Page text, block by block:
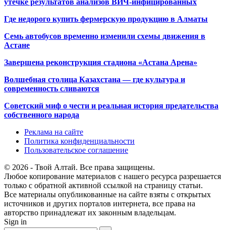
Где недорого купить фермерскую продукцию в Алматы
Семь автобусов временно изменили схемы движения в
Астане
Завершена реконструкция стадиона «Астана Арена»
Волшебная столица Казахстана — где культура и
современность сливаются
Советский миф о чести и реальная история предательства
собственного народа
Реклама на сайте
Политика конфиденциальности
Пользовательское соглашение
© 2026 - Твой Алтай. Все права защищены.
Любое копирование материалов с нашего ресурса разрешается
только с обратной активной ссылкой на страницу статьи.
Все материалы опубликованные на сайте взяты с открытых
источников и других порталов интернета, все права на
авторство принадлежат их законным владельцам.
Sign in